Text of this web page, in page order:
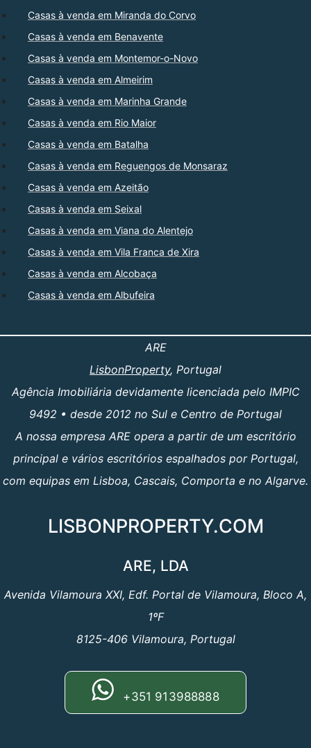
Casas à venda em Miranda do Corvo
Casas à venda em Benavente
Casas à venda em Montemor-o-Novo
Casas à venda em Almeirim
Casas à venda em Marinha Grande
Casas à venda em Rio Maior
Casas à venda em Batalha
Casas à venda em Reguengos de Monsaraz
Casas à venda em Azeitão
Casas à venda em Seixal
Casas à venda em Viana do Alentejo
Casas à venda em Vila Franca de Xira
Casas à venda em Alcobaça
Casas à venda em Albufeira
ARE
LisbonProperty, Portugal
Agência Imobiliária devidamente licenciada pelo IMPIC
9492 • desde 2012 no Sul e Centro de Portugal
A nossa empresa ARE opera a partir de um escritório
principal e vários escritórios espalhados por Portugal,
com equipas em Lisboa, Cascais, Comporta e no Algarve.
LISBONPROPERTY.COM
ARE, LDA
Avenida Vilamoura XXI, Edf. Portal de Vilamoura, Bloco A,
1ºF
8125-406 Vilamoura, Portugal
+351 913988888